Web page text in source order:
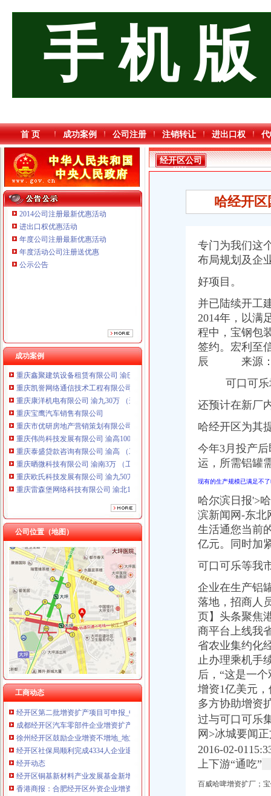
手 机 版
首 页 成功案例 公司注册 注销转让 进出口权
2014公司注册最新优惠活动
进出口权优惠活动
年度公司注册最新优惠活动
年度活动公司注册送优惠
公示公告
成功案例
重庆宝鹰汽车销售有限公司
重庆雷森堡网络科技有限公司 渝北10万 （工商注册）
重庆斯苔登托生物科技有限公司 渝南10万 （工商注册）
重庆鑫聚建筑设备租赁有限公司 渝巴3万 （工商注册）
重庆凯誉网络通信技术工程有限公司 渝中300万 （工商变更）
重庆康洋机电有限公司 渝九30万 （进出口权）
重庆宝鹰汽车销售有限公司
重庆市优研房地产营销策划有限公司
重庆伟尚科技发展有限公司 渝高100万 （工商注册）
重庆泰盛贷款咨询有限公司 渝高 （工商注册）
重庆晒微科技有限公司 渝南3万 （工商注册）
重庆欧氏科技发展有限公司 渝九50万 （进出口权）
重庆雷森堡网络科技有限公司 渝北10万 （工商注册）
重庆斯苔登托生物科技有限公司 渝南10万 （工商注册）
重庆凯誉网络通信技术工程有限公司 渝中300万 （工商变更）
重庆康洋机电有限公司 渝九30万 （进出口权）
公司位置（地图）
工商动态
经开区公司增资
【专业代办郑州经开区增资验资出具验资报告财务审计报告】-郑州经
嘉兴新公司注册,增资变更,会计税务,开公司找房子-嘉兴58同城
松溪经开区：园区助力企业茁壮成长-中国网
张家口经开区：楼宇经济助推经济转型升级-张垣楼市-【张家口资讯网
未来5年实现技工贸总收入200亿元-长沙晚报网
经开股份成功实现增资扩股-新闻中心-北京经济技术开发区
【58同城】经开区验资_经开区代理验资公司_经开区增资验资
经开区第二批增资扩产项目可申报_中国昆明_经济园区
成都经开区汽车零部件企业增资扩产_成都汽车网_新浪汽车_新浪网
徐州经开区鼓励企业增资不增地_地方_中国国土资源报网
经开区社保局顺利完成4334人企业退休人员养老金增资补发金额528万
经开动态
经开区铜基新材料产业发展基金新增资5亿元-经济技术开发区-铜陵市人
香港商报：合肥经开区外资企业增资势头不减国家级合肥经济技术开发
固铂与昆山经开区签署增资扩建协议|新闻资讯中国汽车网
经开区公司
增资
哈经开
专门为我们这
布局规划及企
好项目。
并已陆续开工
2014年，以满
程中，宝钢包
签约。宏利至
辰 来源：
可口可乐
还预计在新厂
哈经开区为其
今年3月投产
运，所需铝罐
现有的生产规模已满足不
哈尔滨日报'>
滨新闻网-东北
生活通您当前
亿元。同时加
可口可乐等我
企业在生产铝
落地，招商人
页】头条聚焦
商平台上线我
省农业集约化
止办理乘机手
后， “这是一
增资1亿美元
多方协助增
过与可口可乐
网>冰城要闻
2016-02-
上下游“通吃”
百威哈啤增资扩厂；